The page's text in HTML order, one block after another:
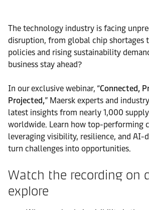
The technology industry is facing
disruption, from global chip shortages
policies and rising sustainability
business stay ahead?
In our exclusive webinar, “Connected,
Projected,” Maersk experts and
latest insights from nearly 1,000
worldwide. Learn how top-performing
leveraging visibility, resilience, and AI-
turn challenges into opportunities.
Watch the recording on
explore